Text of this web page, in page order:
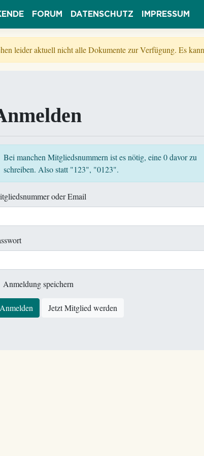
FORUM DATENSCHUTZ IMPRESSUM
leider aktuell nicht alle Dokumente zur Verfügung. Es
Bei manchen Mitgliedsnummern ist es nötig, eine 0 davor zu
schreiben. Also statt "123", "0123".
oder Email
Anmeldung speichern
Anmelden Jetzt Mitglied werden